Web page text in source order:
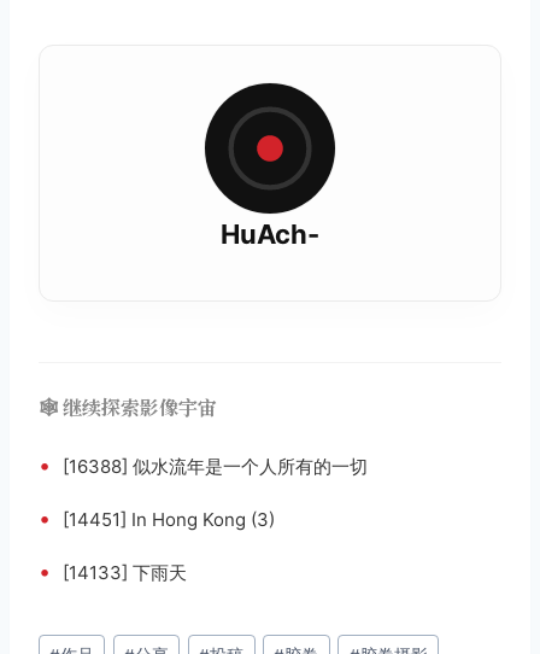
HuAch-
🕸️ 继续探索影像宇宙
• [16388] 似水流年是一个人所有的一切
• [14451] In Hong Kong (3)
• [14133] 下雨天
文